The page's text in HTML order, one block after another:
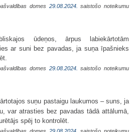
domes 29.08.2024.
saistošo noteikumu
ūdeņos, ārpus labiekārtotām
ar suni bez pavadas, ja suņa īpašnieks
domes 29.08.2024.
saistošo noteikumu
suņu pastaigu laukumos – suns, ja
var atrasties bez pavadas tādā attālumā,
spēj to kontrolēt.
domes 29.08.2024. saistošo noteikumu